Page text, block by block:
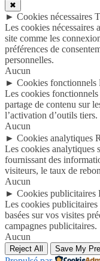
✖
► Cookies nécessaires
Les cookies nécessaires
site comme les
préférences de
personnelles.
Aucun
► Cookies fonctionnels
Les cookies
partage de contenu sur
l’activation d’outils tiers.
Aucun
► Cookies analytiques
Les cookies analytiques
fournissant des
visiteurs, le taux de
Aucun
► Cookies publicitaires
Les cookies publicitaires
basées sur vos visites
campagnes publicitaires.
Aucun
Reject All Save My